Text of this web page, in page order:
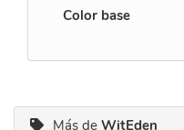
Color base
Más de WitEden